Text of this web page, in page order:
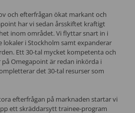
och efterfrågan ökat markant och
har vi sedan årsskiftet kraftigt
inom området. Vi flyttar snart in i
lokaler i Stockholm samt expanderar
Ett 30-tal mycket kompetenta och
Omegapoint är redan inkörda i
det 30-tal resurser som
efterfrågan på marknaden startar vi
ett skräddarsytt trainee-program